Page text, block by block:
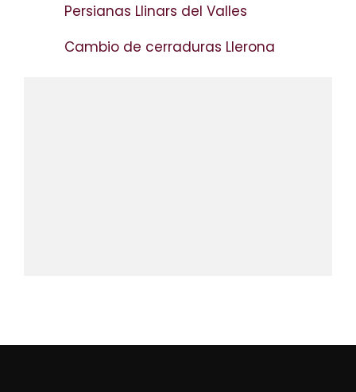
Persianas Llinars del Valles
Cambio de cerraduras Llerona